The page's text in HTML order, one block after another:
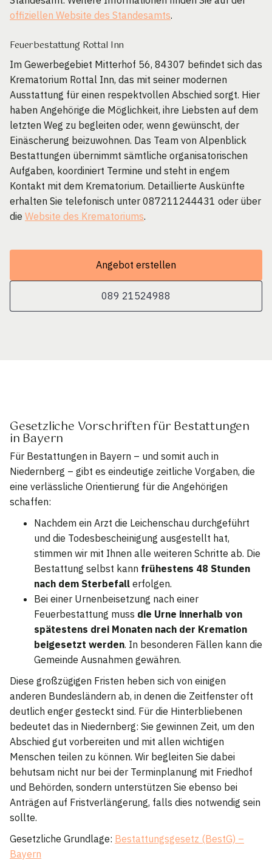
offiziellen Website des Standesamts.
Feuerbestattung Rottal Inn
Im Gewerbegebiet Mitterhof 56, 84307 befindet sich das
Krematorium Rottal Inn, das mit seiner modernen
Ausstattung für einen respektvollen Abschied sorgt. Hier
haben Angehörige die Möglichkeit, ihre Liebsten auf dem
letzten Weg zu begleiten oder, wenn gewünscht, der
Einäscherung beizuwohnen. Das Team von Alpenblick
Bestattungen übernimmt sämtliche organisatorischen
Aufgaben, koordiniert Termine und steht in engem
Kontakt mit dem Krematorium. Detaillierte Auskünfte
erhalten Sie telefonisch unter 087211244431 oder über
die Website des Krematoriums.
Angebot erstellen
089 21524988
Gesetzliche Vorschriften für Bestattungen
in Bayern
Für Bestattungen in Bayern – und somit auch in
Niedernberg – gibt es eindeutige zeitliche Vorgaben, die
eine verlässliche Orientierung für die Angehörigen
schaffen:
Nachdem ein Arzt die Leichenschau durchgeführt
und die Todesbescheinigung ausgestellt hat,
stimmen wir mit Ihnen alle weiteren Schritte ab. Die
Bestattung selbst kann frühestens 48 Stunden
nach dem Sterbefall erfolgen.
Bei einer Urnenbeisetzung nach einer
Feuerbestattung muss die Urne innerhalb von
spätestens drei Monaten nach der Kremation
beigesetzt werden. In besonderen Fällen kann die
Gemeinde Ausnahmen gewähren.
Diese großzügigen Fristen heben sich von einigen
anderen Bundesländern ab, in denen die Zeitfenster oft
deutlich enger gesteckt sind. Für die Hinterbliebenen
bedeutet das in Niedernberg: Sie gewinnen Zeit, um den
Abschied gut vorbereiten und mit allen wichtigen
Menschen teilen zu können. Wir begleiten Sie dabei
behutsam nicht nur bei der Terminplanung mit Friedhof
und Behörden, sondern unterstützen Sie ebenso bei
Anträgen auf Fristverlängerung, falls dies notwendig sein
sollte.
Gesetzliche Grundlage: Bestattungsgesetz (BestG) –
Bayern